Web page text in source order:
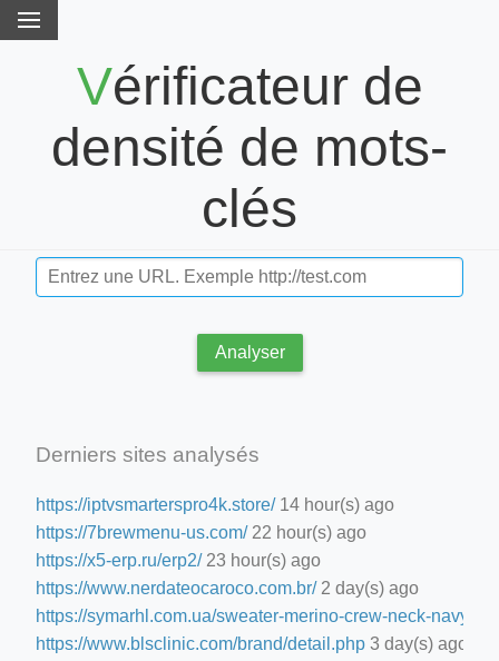
Vérificateur de
densité de mots-
clés
Analyser
Derniers sites analysés
https://iptvsmarterspro4k.store/14 hour(s) ago
https://7brewmenu-us.com/22 hour(s) ago
https://x5-erp.ru/erp2/23 hour(s) ago
https://www.nerdateocaroco.com.br/2 day(s) ago
https://symarhl.com.ua/sweater-merino-crew-neck-navy-
https://www.blsclinic.com/brand/detail.php 3 day(s) ago